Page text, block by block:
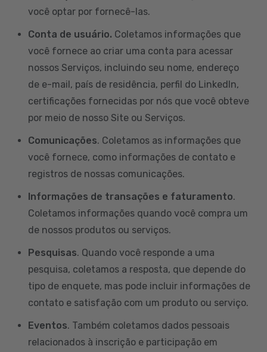
você optar por fornecê-las.
Conta de usuário. Coletamos informações que
você fornece ao criar uma conta para acessar
nossos Serviços, incluindo seu nome, endereço
de e-mail, país de residência, perfil do LinkedIn,
certificações fornecidas por nós que você obteve
por meio de nosso Site ou Serviços.
Comunicações. Coletamos as informações que
você fornece, como informações de contato e
registros de nossas comunicações.
Informações de transações e faturamento.
Coletamos informações quando você compra um
de nossos produtos ou serviços.
Pesquisas. Quando você responde a uma
pesquisa, coletamos a resposta, que depende do
tipo de enquete, mas pode incluir informações de
contato e satisfação com um produto ou serviço.
Eventos. Também coletamos dados pessoais
relacionados à inscrição e participação em